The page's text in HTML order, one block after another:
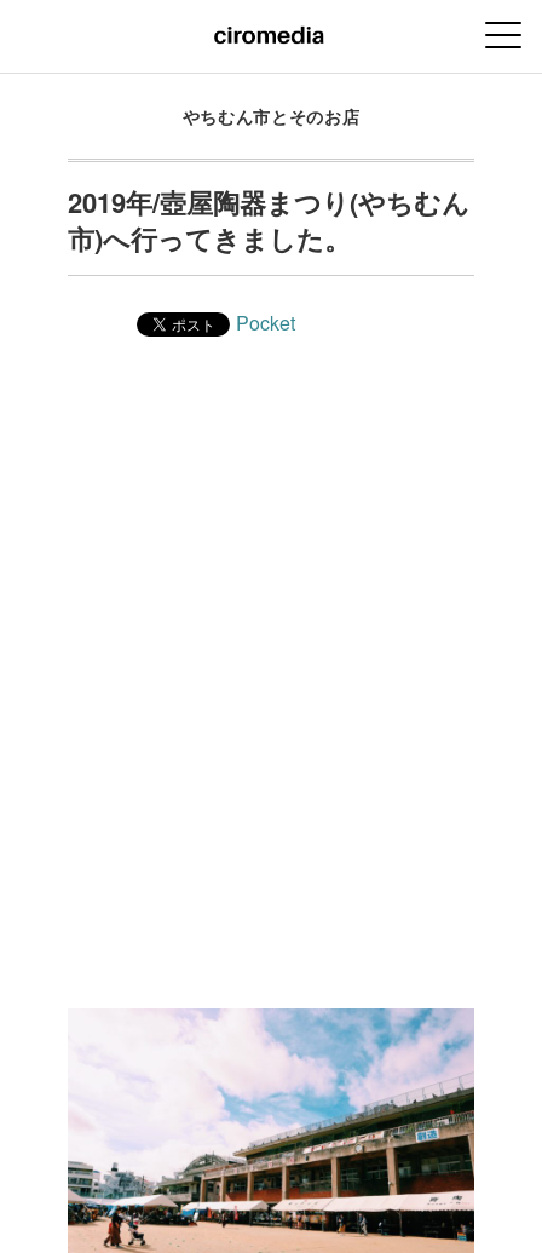
やちむん市とそのお店
2019年/壺屋陶器まつり(やちむん
市)へ行ってきました。
Pocket